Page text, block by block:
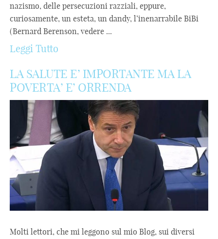
nazismo, delle persecuzioni razziali, eppure,
curiosamente, un esteta, un dandy, l’inenarrabile BiBi
(Bernard Berenson, vedere ...
Leggi Tutto
LA SALUTE E’ IMPORTANTE MA LA
POVERTA’ E’ ORRENDA
Molti lettori, che mi leggono sul mio Blog, sui diversi